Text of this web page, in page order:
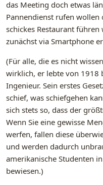
das Meeting doch etwas
Pannendienst rufen wollen
schickes Restaurant
zunächst via Smartphone
(Für alle, die es nicht
wirklich, er lebte von 1918
Ingenieur. Sein erstes
schief, was schiefgehen
sich stets so, dass der
Wenn Sie eine gewisse
werfen, fallen diese
und werden dadurch
amerikanische Studenten
bewiesen.)